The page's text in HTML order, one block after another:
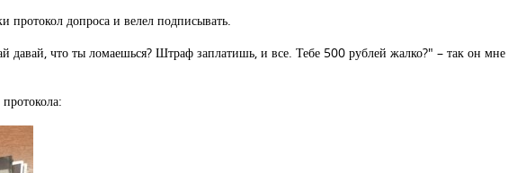
протокол допроса и велел подписывать.
давай, что ты ломаешься? Штраф заплатишь, и все. Тебе 500 рублей жалко?" – так он